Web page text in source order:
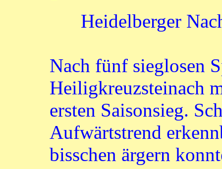
Heidelberger
Nach fünf sieglosen
Heiligkreuzsteinach
ersten Saisonsieg.
Aufwärtstrend
bisschen ärgern